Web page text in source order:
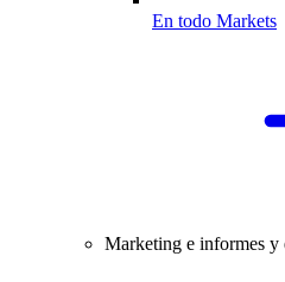
En todo Markets
Marketing e informes y